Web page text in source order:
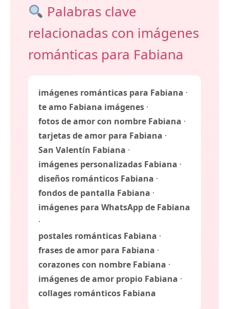
Palabras clave
relacionadas con imágenes
románticas para Fabiana
imágenes románticas para Fabiana ·
te amo Fabiana imágenes ·
fotos de amor con nombre Fabiana ·
tarjetas de amor para Fabiana ·
San Valentín Fabiana ·
imágenes personalizadas Fabiana ·
diseños románticos Fabiana ·
fondos de pantalla Fabiana ·
imágenes para WhatsApp de Fabiana
·
postales románticas Fabiana ·
frases de amor para Fabiana ·
corazones con nombre Fabiana ·
imágenes de amor propio Fabiana ·
collages románticos Fabiana